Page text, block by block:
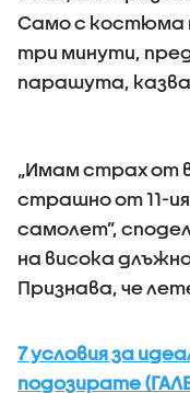
Само с костюма
три минути,
парашута,
„Имам страх от
страшно от 11-
самолет”,
на висока
Признава, че
7 условия за
подозирате